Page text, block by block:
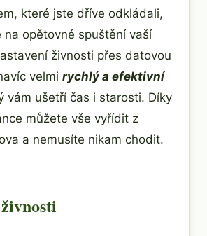
které jste dříve odkládali,
na opětovné spuštění vaší
živnosti přes datovou
velmi rychlý a efektivní
vám ušetří čas i starosti. Díky
můžete vše vyřídit z
a nemusíte nikam chodit.